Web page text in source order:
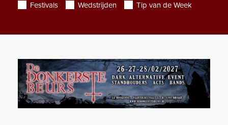
Festivals
Wedstrijden Tip van de Week